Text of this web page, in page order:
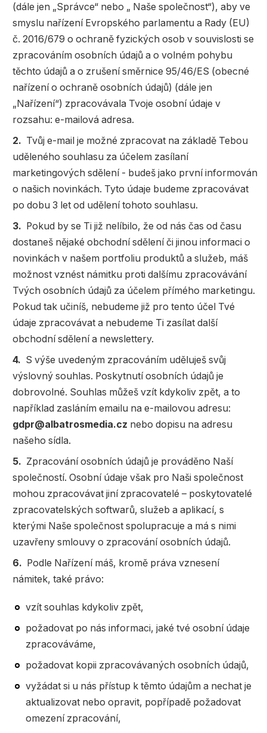
Jazyky
Kalendáře
Komiks
Křížovky
Kuchařky
Počítače
Poezie
Populárně - naučná pro dospělé
Populárně - naučné pro děti
Předškoláci
Příroda a zahrada
Společnost, politika
Umění a kultura
Výchova a pedagogika
Young adult
Zdraví a životní styl
Všechny kategorie
(dále jen „Správce“ nebo „ Naše společnost“), aby ve
smyslu nařízení Evropského parlamentu a Rady (EU)
č. 2016/679 o ochraně fyzických osob v souvislosti se
zpracováním osobních údajů a o volném pohybu
těchto údajů a o zrušení směrnice 95/46/ES (obecné
nařízení o ochraně osobních údajů) (dále jen
„Nařízení“) zpracovávala Tvoje osobní údaje v
rozsahu: e-mailová adresa.
Tvůj e-mail je možné zpracovat na základě Tebou
uděleného souhlasu za účelem zasílaní
marketingových sdělení - budeš jako první informován
o našich novinkách. Tyto údaje budeme zpracovávat
po dobu 3 let od udělení tohoto souhlasu.
Pokud by se Ti již nelíbilo, že od nás čas od času
dostaneš nějaké obchodní sdělení či jinou informaci o
novinkách v našem portfoliu produktů a služeb, máš
možnost vznést námitku proti dalšímu zpracovávání
Tvých osobních údajů za účelem přímého marketingu.
Pokud tak učiníš, nebudeme již pro tento účel Tvé
údaje zpracovávat a nebudeme Ti zasílat další
obchodní sdělení a newslettery.
S výše uvedeným zpracováním uděluješ svůj
výslovný souhlas. Poskytnutí osobních údajů je
dobrovolné. Souhlas můžeš vzít kdykoliv zpět, a to
například zasláním emailu na e-mailovou adresu:
gdpr@albatrosmedia.cz nebo dopisu na adresu
našeho sídla.
Zpracování osobních údajů je prováděno Naší
společností. Osobní údaje však pro Naši společnost
mohou zpracovávat jiní zpracovatelé – poskytovatelé
zpracovatelských softwarů, služeb a aplikací, s
kterými Naše společnost spolupracuje a má s nimi
uzavřeny smlouvy o zpracování osobních údajů.
Podle Nařízení máš, kromě práva vznesení
námitek, také právo:
vzít souhlas kdykoliv zpět,
požadovat po nás informaci, jaké tvé osobní údaje
zpracováváme,
požadovat kopii zpracovávaných osobních údajů,
vyžádat si u nás přístup k těmto údajům a nechat je
aktualizovat nebo opravit, popřípadě požadovat
omezení zpracování,